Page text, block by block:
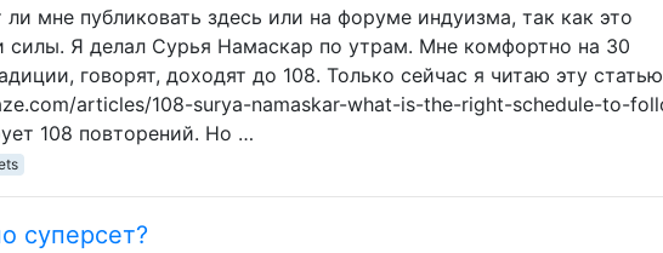
ли мне публиковать здесь или на форуме индуизма, так как это
силы. Я делал Сурья Намаскар по утрам. Мне комфортно на 30
говорят, доходят до 108. Только сейчас я читаю эту
articles/108-surya-namaskar-what-is-the-right-schedule-to-
108 повторений. Но …
суперсет?